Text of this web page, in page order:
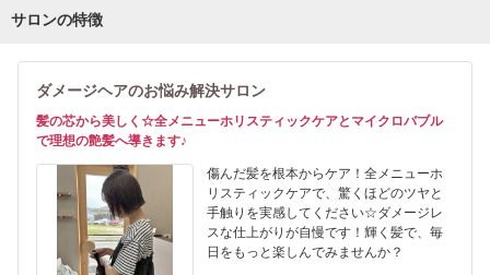
サロンの特徴
ダメージヘアのお悩み解決サロン
髪の芯から美しく☆全メニューホリスティックケアとマイクロバブル
で理想の艶髪へ導きます♪
傷んだ髪を根本からケア！全メニューホ
リスティックケアで、驚くほどのツヤと
手触りを実感してください☆ダメージレ
スな仕上がりが自慢です！輝く髪で、毎
日をもっと楽しんでみませんか？